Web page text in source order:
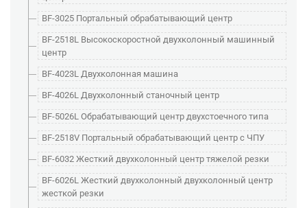
BF-3025 Портальный обрабатывающий центр
BF-2518L Высокоскоростной двухколонный машинный
центр
BF-4023L Двухколонная машина
BF-4026L Двухколонный станочный центр
BF-5026L Обрабатывающий центр двухстоечного типа
BF-2518V Портальный обрабатывающий центр с ЧПУ
BF-6032 Жесткий двухколонный центр тяжелой резки
BF-6026L Жесткий двухколонный двухколонный центр
жесткой резки